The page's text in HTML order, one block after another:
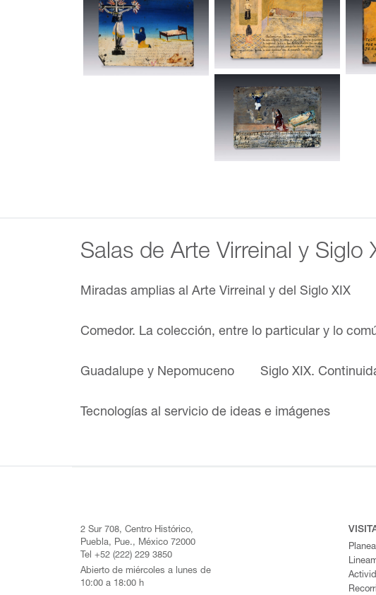
Salas de Arte Virreinal y Siglo
Miradas amplias al Arte Virreinal y del Siglo XIX
Comedor. La colección, entre lo particular y lo
Guadalupe y Nepomuceno Siglo XIX.
Tecnologías al servicio de ideas e imágenes
2 Sur 708, Centro Histórico,
Puebla, Pue., México 72000
Tel +52 (222) 229 3850
Abierto de miércoles a lunes de
10:00 a 18:00 h